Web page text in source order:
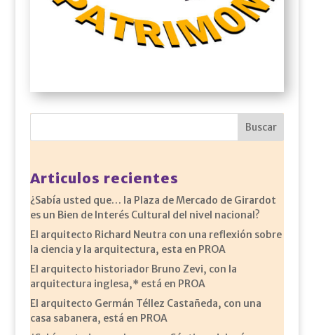
Articulos recientes
¿Sabía usted que… la Plaza de Mercado de Girardot
es un Bien de Interés Cultural del nivel nacional?
El arquitecto Richard Neutra con una reflexión sobre
la ciencia y la arquitectura, esta en PROA
El arquitecto historiador Bruno Zevi, con la
arquitectura inglesa,* está en PROA
El arquitecto Germán Téllez Castañeda, con una
casa sabanera, está en PROA